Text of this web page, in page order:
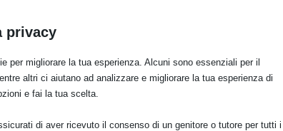
privacy
per migliorare la tua esperienza. Alcuni sono essenziali per il
altri ci aiutano ad analizzare e migliorare la tua esperienza di
e fai la tua scelta.
di aver ricevuto il consenso di un genitore o tutore per tutti i